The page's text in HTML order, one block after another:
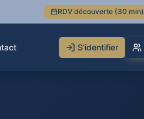
RDV découverte (30 min)
S'identifier